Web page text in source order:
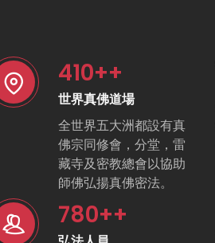
410++
世界真佛道場
全世界五大洲都設有真
佛宗同修會，分堂，雷
藏寺及密教總會以協助
師佛弘揚真佛密法。
780++